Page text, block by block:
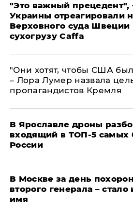
"Это важный
Украины отреагировали
Верховного суда Швеции
сухогрузу Caffa
"Они хотят, чтобы США
– Лора Лумер назвала
пропагандистов Кремля
В Ярославле дроны
входящий в ТОП-5 самых
России
В Москве за день
второго генерала – стало
имя